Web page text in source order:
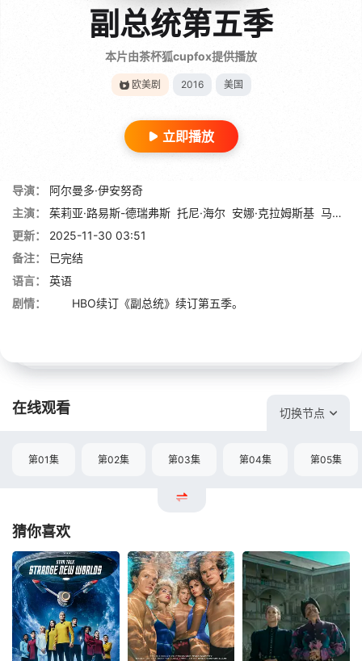
副总统第五季
本片由茶杯狐cupfox提供播放
欧美剧 2016 美国
立即播放
导演：
阿尔曼多·伊安努奇
主演：
茱莉亚·路易斯-德瑞弗斯 托尼·海尔 安娜·克拉姆斯基 马特·沃尔什
更新：
2025-11-30 03:51
备注：
已完结
语言：
英语
剧情：
HBO续订《副总统》续订第五季。
在线观看 切换节点
第01集 第02集 第03集 第04集 第05集
猜你喜欢